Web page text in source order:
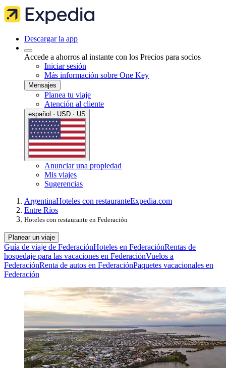
Descargar la app
Accede a ahorros al instante con los Precios para socios
Iniciar sesión
Más información sobre One Key
Mensajes
Planea tu viaje
Atención al cliente
español · USD · US
Anunciar una propiedad
Mis viajes
Sugerencias
ArgentinaHoteles con restauranteExpedia.com
Entre Ríos
Hoteles con restaurante en Federación
Planear un viaje
Guía de viaje de FederaciónHoteles en FederaciónRentas de
hospedaje para las vacaciones en FederaciónVuelos a
FederaciónRenta de autos en FederaciónPaquetes vacacionales en
Federación